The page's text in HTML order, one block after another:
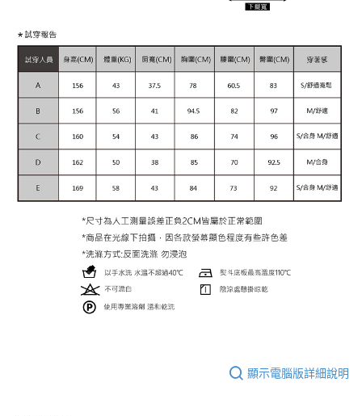
顯示電腦版詳細說明